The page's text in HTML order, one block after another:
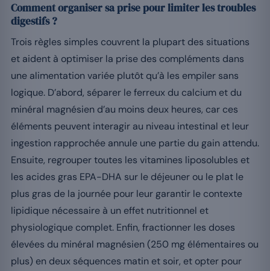
Comment organiser sa prise pour limiter les troubles
digestifs ?
Trois règles simples couvrent la plupart des situations
et aident à optimiser la prise des compléments dans
une alimentation variée plutôt qu’à les empiler sans
logique. D’abord, séparer le ferreux du calcium et du
minéral magnésien d’au moins deux heures, car ces
éléments peuvent interagir au niveau intestinal et leur
ingestion rapprochée annule une partie du gain attendu.
Ensuite, regrouper toutes les vitamines liposolubles et
les acides gras EPA-DHA sur le déjeuner ou le plat le
plus gras de la journée pour leur garantir le contexte
lipidique nécessaire à un effet nutritionnel et
physiologique complet. Enfin, fractionner les doses
élevées du minéral magnésien (250 mg élémentaires ou
plus) en deux séquences matin et soir, et opter pour